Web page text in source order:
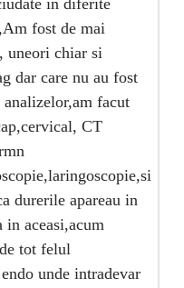
in diferite
fost de mai
uneori chiar si
dar care nu au fost
facut
CT
durerile apareau in
aceasi,acum
tot felul
unde intradevar